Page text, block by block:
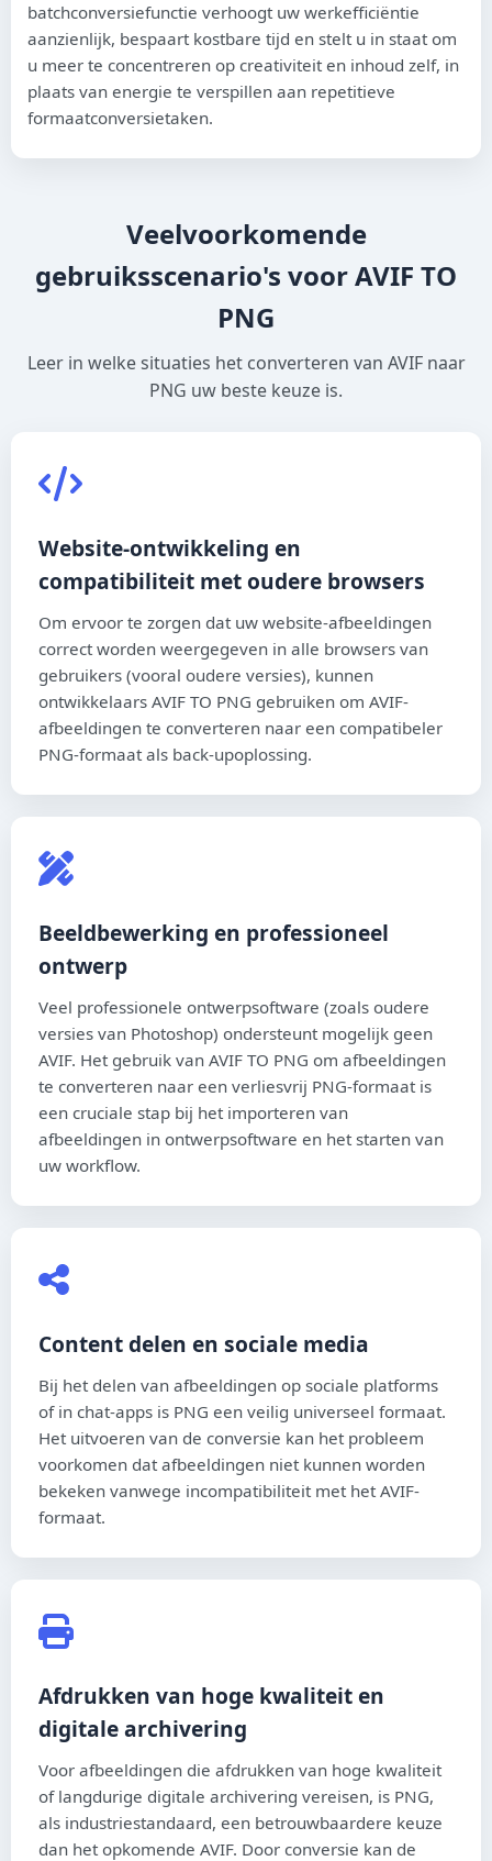
batchconversiefunctie verhoogt uw werkefficiëntie
aanzienlijk, bespaart kostbare tijd en stelt u in staat om
u meer te concentreren op creativiteit en inhoud zelf, in
plaats van energie te verspillen aan repetitieve
formaatconversietaken.
Veelvoorkomende
gebruiksscenario's voor AVIF TO
PNG
Leer in welke situaties het converteren van AVIF naar
PNG uw beste keuze is.
Website-ontwikkeling en
compatibiliteit met oudere browsers
Om ervoor te zorgen dat uw website-afbeeldingen
correct worden weergegeven in alle browsers van
gebruikers (vooral oudere versies), kunnen
ontwikkelaars AVIF TO PNG gebruiken om AVIF-
afbeeldingen te converteren naar een compatibeler
PNG-formaat als back-upoplossing.
Beeldbewerking en professioneel
ontwerp
Veel professionele ontwerpsoftware (zoals oudere
versies van Photoshop) ondersteunt mogelijk geen
AVIF. Het gebruik van AVIF TO PNG om afbeeldingen
te converteren naar een verliesvrij PNG-formaat is
een cruciale stap bij het importeren van
afbeeldingen in ontwerpsoftware en het starten van
uw workflow.
Content delen en sociale media
Bij het delen van afbeeldingen op sociale platforms
of in chat-apps is PNG een veilig universeel formaat.
Het uitvoeren van de conversie kan het probleem
voorkomen dat afbeeldingen niet kunnen worden
bekeken vanwege incompatibiliteit met het AVIF-
formaat.
Afdrukken van hoge kwaliteit en
digitale archivering
Voor afbeeldingen die afdrukken van hoge kwaliteit
of langdurige digitale archivering vereisen, is PNG,
als industriestandaard, een betrouwbaardere keuze
dan het opkomende AVIF. Door conversie kan de